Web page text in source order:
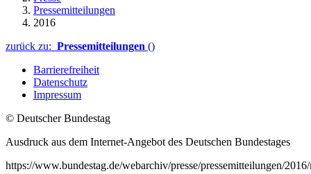
Pressemitteilungen
2016
zurück zu: Pressemitteilungen ()
Barrierefreiheit
Datenschutz
Impressum
© Deutscher Bundestag
Ausdruck aus dem Internet-Angebot des Deutschen Bundestages
https://www.bundestag.de/webarchiv/presse/pressemitteilungen/